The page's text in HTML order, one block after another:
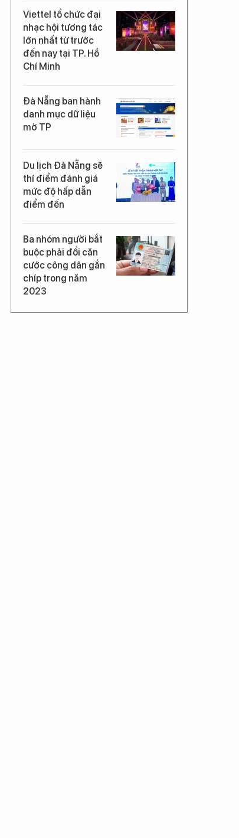
Viettel tổ chức đại
nhạc hội tương tác
lớn nhất từ trước
đến nay tại TP. Hồ
Chí Minh
Đà Nẵng ban hành
danh mục dữ liệu
mở TP
Du lịch Đà Nẵng sẽ
thí điểm đánh giá
mức độ hấp dẫn
điểm đến
Ba nhóm người bắt
buộc phải đổi căn
cước công dân gắn
chíp trong năm
2023